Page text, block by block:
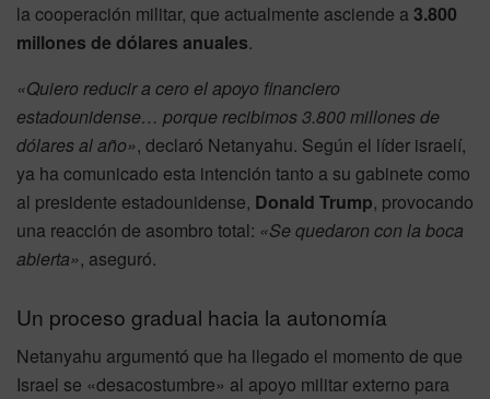
la cooperación militar, que actualmente asciende a 3.800
millones de dólares anuales.
«Quiero reducir a cero el apoyo financiero
estadounidense… porque recibimos 3.800 millones de
dólares al año», declaró Netanyahu. Según el líder israelí,
ya ha comunicado esta intención tanto a su gabinete como
al presidente estadounidense, Donald Trump, provocando
una reacción de asombro total: «Se quedaron con la boca
abierta», aseguró.
Un proceso gradual hacia la autonomía
Netanyahu argumentó que ha llegado el momento de que
Israel se «desacostumbre» al apoyo militar externo para